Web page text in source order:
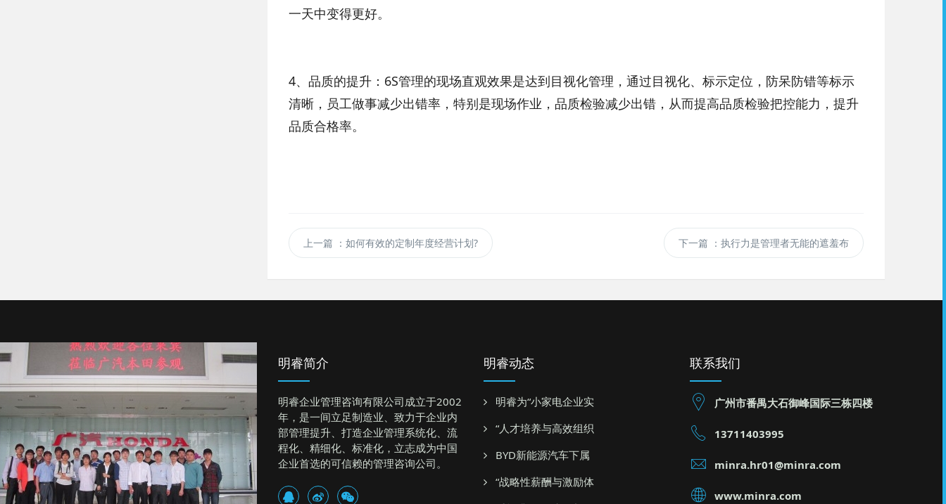
一天中变得更好。
4、品质的提升：6S管理的现场直观效果是达到目视化管理，通过目视化、标示定位，防呆防错等标示
清晰，员工做事减少出错率，特别是现场作业，品质检验减少出错，从而提高品质检验把控能力，提升
品质合格率。
上一篇 ：如何有效的定制年度经营计划? 下一篇 ：执行力是管理者无能的遮羞布
明睿简介
明睿企业管理咨询有限公司成立于2002
年，是一间立足制造业、致力于企业内
部管理提升、打造企业管理系统化、流
程化、精细化、标准化，立志成为中国
企业首选的可信赖的管理咨询公司。
明睿动态
明睿为“小家电企业实
“人才培养与高效组织
BYD新能源汽车下属
“战略性薪酬与激励体
联系我们
广州市番禺大石御峰国际三栋四楼
13711403995
minra.hr01@minra.com
www.minra.com